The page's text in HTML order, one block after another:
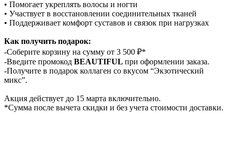
• Помогает укреплять волосы и ногти
• Участвует в восстановлении соединительных тканей
• Поддерживает комфорт суставов и связок при нагрузках
Как получить подарок:
-Соберите корзину на сумму от 3 500 ₽*
-Введите промокод BEAUTIFUL при оформлении заказа.
-Получите в подарок коллаген со вкусом “Экзотический
микс”.
Акция действует до 15 марта включительно.
*Сумма после вычета скидки и без учета стоимости доставки.